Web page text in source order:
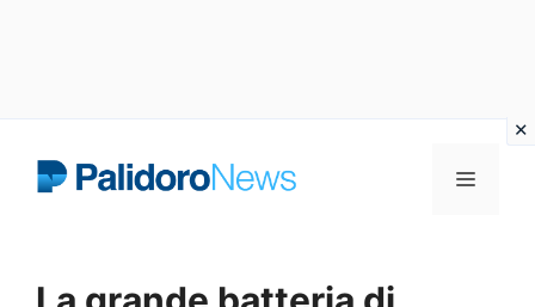
Menu